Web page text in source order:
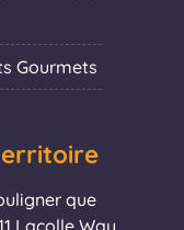
Gourmets
que
Lacolle Way